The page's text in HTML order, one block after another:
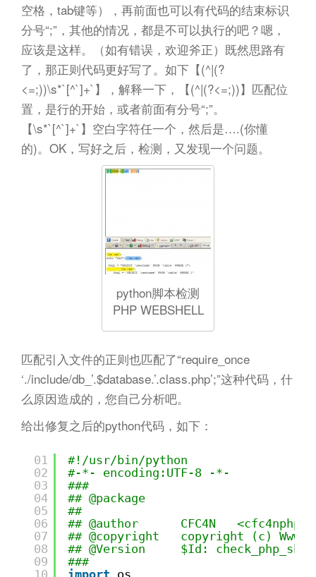
空格，tab键等），再前面也可以有代码的结束标识
分号“;”，其他的情况，都是不可以执行的吧？嗯，
应该是这样。（如有错误，欢迎斧正）既然思路有
了，那正则代码更好写了。如下【(^|(?
<=;))\s*`[^`]+`】，解释一下，【(^|(?<=;))】匹配位
置，是行的开始，或者前面有分号“;”。
【\s*`[^`]+`】空白字符任一个，然后是….(你懂
的)。OK，写好之后，检测，又发现一个问题。
python脚本检测
PHP WEBSHELL
匹配引入文件的正则也匹配了“require_once
‘./include/db_’.$database.’.class.php’;”这种代码，什
么原因造成的，您自己分析吧。
给出修复之后的python代码，如下：
01
02
03
04
05
06
07
08
09
10
#!/usr/bin/python
#-*- encoding:UTF-8 -*-
###
## @package
##
## @author      CFC4N
## @copyright   copyright (c)
## @Version     $Id:
###
import os